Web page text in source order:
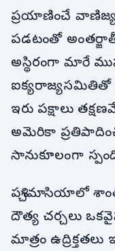
ప్రయాణించే
పడటంతో
అస్థిరంగా మారే
ఐక్యరాజ్యసమితితో
ఇరు పక్షాలు
అమెరికా
సానుకూలంగా
పశ్చిమాసియాలో
దౌత్య చర్చలు
మాత్రం